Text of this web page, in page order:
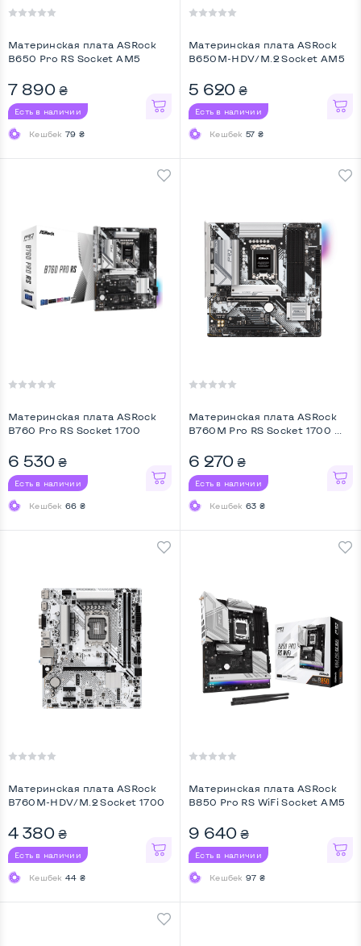
Материнская плата ASRock
B650 Pro RS Socket AM5
7 890 ₴
Есть в наличии
Кешбек 79 ₴
Материнская плата ASRock
B650M-HDV/M.2 Socket AM5
5 620 ₴
Есть в наличии
Кешбек 57 ₴
Материнская плата ASRock
B760 Pro RS Socket 1700
6 530 ₴
Есть в наличии
Кешбек 66 ₴
Материнская плата ASRock
B760M Pro RS Socket 1700 ...
6 270 ₴
Есть в наличии
Кешбек 63 ₴
Материнская плата ASRock
B760M-HDV/M.2 Socket 1700
4 380 ₴
Есть в наличии
Кешбек 44 ₴
Материнская плата ASRock
B850 Pro RS WiFi Socket AM5
9 640 ₴
Есть в наличии
Кешбек 97 ₴